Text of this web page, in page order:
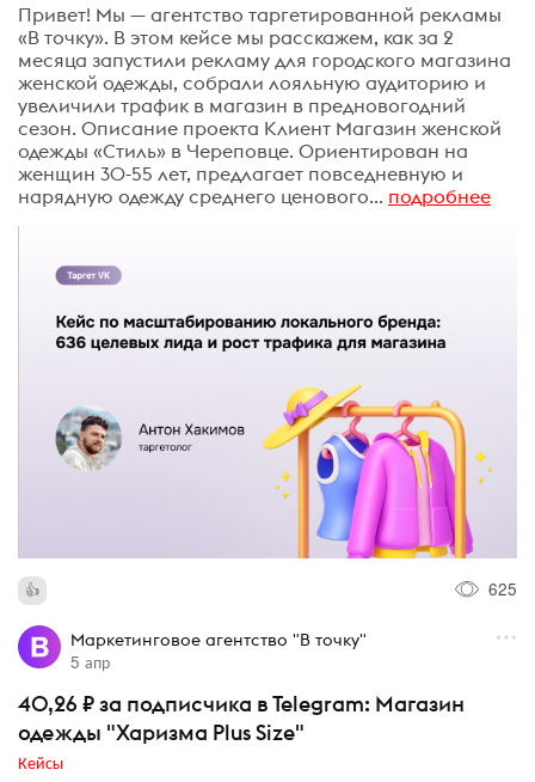
Привет! Мы — агентство таргетированной рекламы
«В точку». В этом кейсе мы расскажем, как за 2
месяца запустили рекламу для городского магазина
женской одежды, собрали лояльную аудиторию и
увеличили трафик в магазин в предновогодний
сезон. Описание проекта Клиент Магазин женской
одежды «Стиль» в Череповце. Ориентирован на
женщин 30-55 лет, предлагает повседневную и
нарядную одежду среднего ценового... подробнее
625
Маркетинговое агентство "В точку"
5 апр
40,26 ₽ за подписчика в Telegram: Магазин
одежды "Харизма Plus Size"
Кейсы